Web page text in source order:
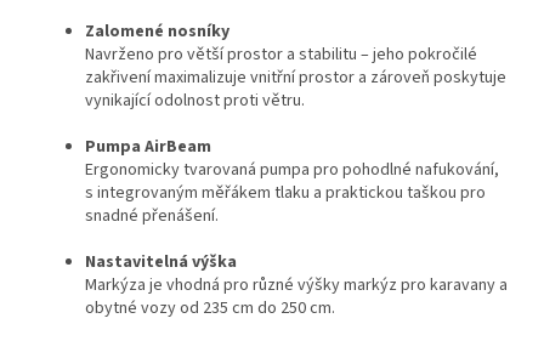
Zalomené nosníky
Navrženo pro větší prostor a stabilitu – jeho pokročilé
zakřivení maximalizuje vnitřní prostor a zároveň poskytuje
vynikající odolnost proti větru.
Pumpa AirBeam
Ergonomicky tvarovaná pumpa pro pohodlné nafukování,
s integrovaným měřákem tlaku a praktickou taškou pro
snadné přenášení.
Nastavitelná výška
Markýza je vhodná pro různé výšky markýz pro karavany a
obytné vozy od 235 cm do 250 cm.